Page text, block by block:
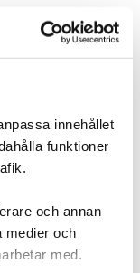
innehållet
funktioner
och annan
medier och
med.
finns det tydliga
vad gäller när
ofta samlas kring
Kom fram till
kultur och försök
er.